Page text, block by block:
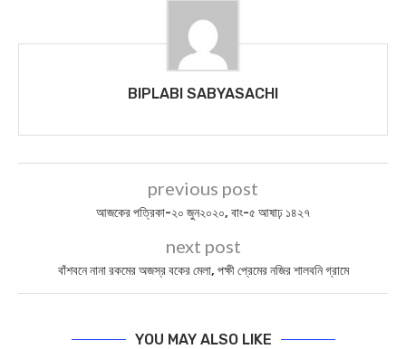
BIPLABI SABYASACHI
previous post
আজকের পত্রিকা-২০ জুন২০২০, বাং-৫ আষাঢ় ১৪২৭
next post
বাঁশবনে নানা রকমের অজস্র বকের মেলা, পক্ষী প্রেমের নজির শালবনি গ্রামে
YOU MAY ALSO LIKE